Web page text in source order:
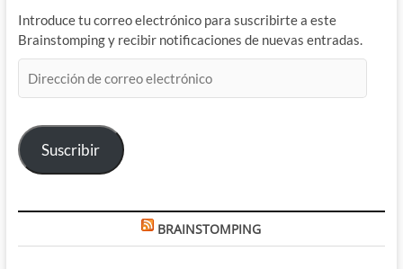
Introduce tu correo electrónico para suscribirte a este
Brainstomping y recibir notificaciones de nuevas entradas.
de
electrónico
Suscribir
BRAINSTOMPING